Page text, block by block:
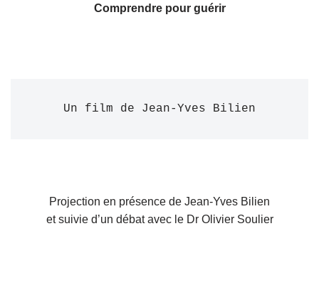
Comprendre pour guérir
Un film de Jean-Yves Bilien
Projection en présence de Jean-Yves Bilien
et suivie d’un débat avec le Dr Olivier Soulier